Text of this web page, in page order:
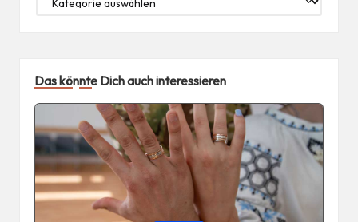
Das könnte Dich auch interessieren